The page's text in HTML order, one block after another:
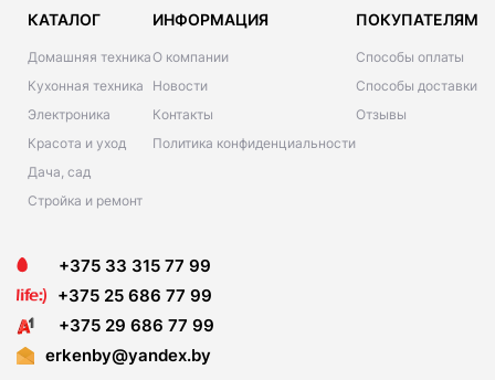
КАТАЛОГ
Домашняя техника
Кухонная техника
Электроника
Красота и уход
Дача, сад
Стройка и ремонт
ИНФОРМАЦИЯ
О компании
Новости
Контакты
Политика конфиденциальности
ПОКУПАТЕЛЯМ
Способы оплаты
Способы доставки
Отзывы
+375 33 315 77 99
+375 25 686 77 99
+375 29 686 77 99
erkenby@yandex.by